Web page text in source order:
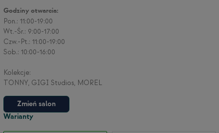
Godziny otwarcia:
Zmień salon
Pon.: 11:00-19:00
Wt.-Śr.: 9:00-17:00
Czw.-Pt.: 11:00-19:00
Sob.: 10:00-16:00
Kolekcje:
TONNY, GIGI Studios, MOREL
Warianty